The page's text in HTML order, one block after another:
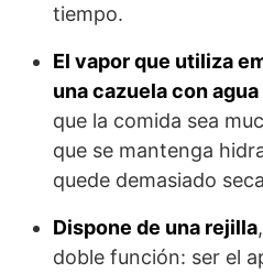
tiempo.
El vapor que utiliza
una cazuela con
que la comida sea
que se mantenga
quede demasiado
Dispone de una rejilla
doble función: ser el